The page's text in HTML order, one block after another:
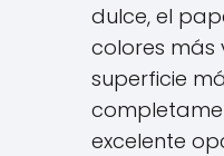
dulce, el
colores más
superficie
excelente